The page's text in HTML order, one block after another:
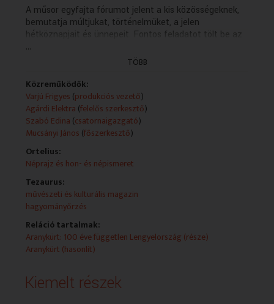
A műsor egyfajta fórumot jelent a kis közösségeknek,
bemutatja múltjukat, történelmüket, a jelen
hétköznapjait és ünnepeit. Fontos feladatot tölt be az
anyanyelvi kultúra ápolásában, hiszen a forgatott
anyagok többsége az adott kisebbség nyelvén készül
Fő leírás:
Része: Aranykürt: 100 éve független Lengyelország
című kisfilm
...
TÖBB
Közreműködők:
Varjú Frigyes (produkciós vezető)
Agárdi Elektra (felelős szerkesztő)
Szabó Edina (csatornaigazgató)
Mucsányi János (főszerkesztő)
Ortelius:
Néprajz és hon- és népismeret
Tezaurus:
művészeti és kulturális magazin
hagyományőrzés
Reláció tartalmak:
Aranykürt: 100 éve független Lengyelország (része)
Aranykürt (hasonlít)
Kiemelt részek